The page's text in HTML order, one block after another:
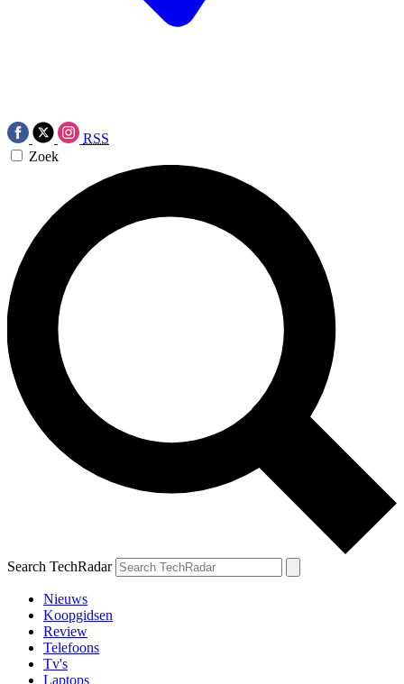
RSS
Zoek
Search TechRadar
Nieuws
Koopgidsen
Review
Telefoons
Tv's
Laptops